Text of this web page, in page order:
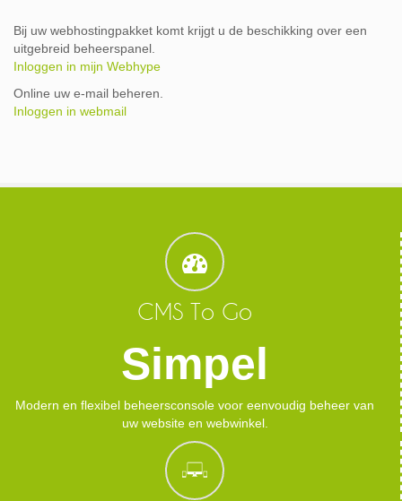
Bij uw webhostingpakket komt krijgt u de beschikking over een
uitgebreid beheerspanel.
Inloggen in mijn Webhype
Online uw e-mail beheren.
Inloggen in webmail
CMS To Go
Simpel
Modern en flexibel beheersconsole voor eenvoudig beheer van
uw website en webwinkel.